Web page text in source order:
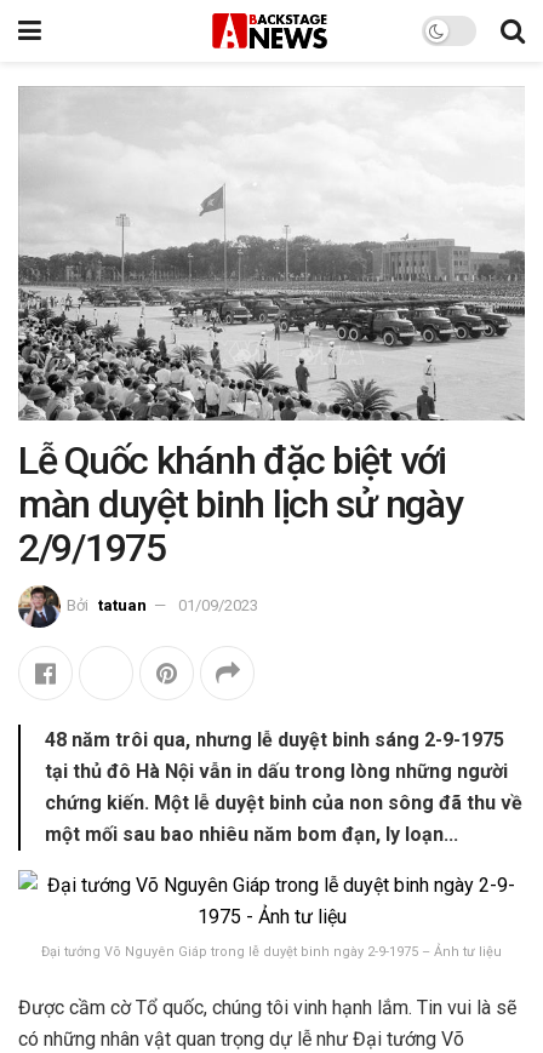
Lễ Quốc khánh đặc biệt với
màn duyệt binh lịch sử ngày
2/9/1975
Bởi tatuan 01/09/2023
48 năm trôi qua, nhưng lễ duyệt binh sáng 2-9-1975
tại thủ đô Hà Nội vẫn in dấu trong lòng những người
chứng kiến. Một lễ duyệt binh của non sông đã thu về
một mối sau bao nhiêu năm bom đạn, ly loạn...
Đại tướng Võ Nguyên Giáp trong lễ duyệt binh ngày 2-9-1975 – Ảnh tư liệu
Được cầm cờ Tổ quốc, chúng tôi vinh hạnh lắm. Tin vui là sẽ
có những nhân vật quan trọng dự lễ như Đại tướng Võ